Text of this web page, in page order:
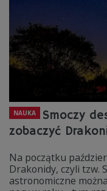
NAUKA
Smoczy
zobaczyć
Na początku
Drakonidy, czyli tzw.
astronomiczne